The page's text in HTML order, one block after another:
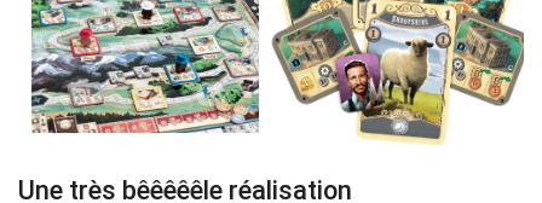
Une très bêêêêêle réalisation